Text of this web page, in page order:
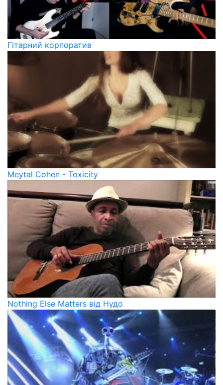
Гітарний корпоратив
Meytal Cohen - Toxicity
Nothing Else Matters від Нудо